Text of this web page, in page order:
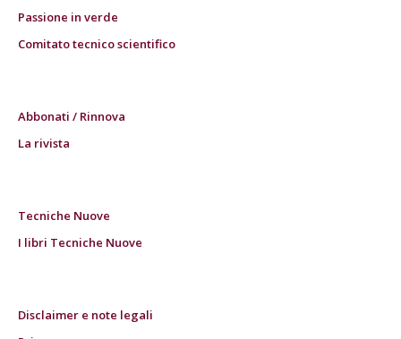
Passione in verde
Comitato tecnico scientifico
Abbonati / Rinnova
La rivista
Tecniche Nuove
I libri Tecniche Nuove
Disclaimer e note legali